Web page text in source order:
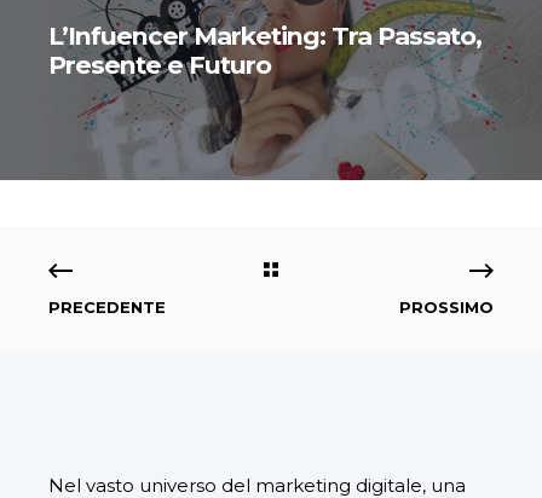
L’Infuencer Marketing: Tra Passato,
Presente e Futuro
PRECEDENTE PROSSIMO
Nel vasto universo del marketing digitale, una